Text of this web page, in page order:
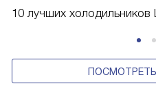
10 лучших холодильников